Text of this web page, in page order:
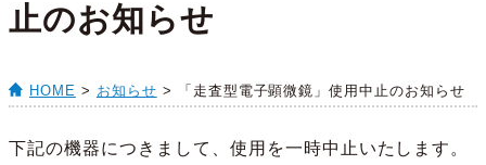
止のお知らせ
HOME > お知らせ > 「走査型電子顕微鏡」使用中止のお知らせ
下記の機器につきまして、使用を一時中止いたします。